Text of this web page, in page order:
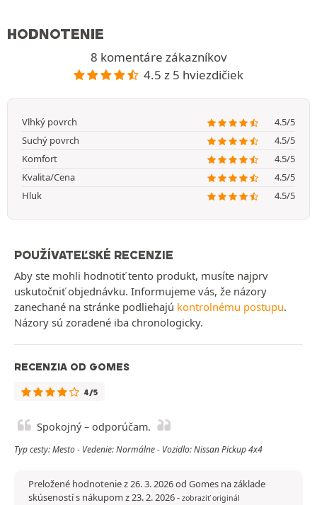
HODNOTENIE
8 komentáre zákazníkov
4.5 z 5 hviezdičiek
Vlhký povrch
4.5/5
Suchý povrch
4.5/5
Komfort
4.5/5
Kvalita/Cena
4.5/5
Hluk
4.5/5
POUŽÍVATEĽSKÉ RECENZIE
Aby ste mohli hodnotiť tento produkt, musíte najprv
uskutočniť objednávku. Informujeme vás, že názory
zanechané na stránke podliehajú kontrolnému postupu.
Názory sú zoradené iba chronologicky.
RECENZIA OD GOMES
4/5
Spokojný – odporúčam.
Typ cesty: Mesto - Vedenie: Normálne - Vozidlo: Nissan Pickup 4x4
Preložené hodnotenie z 26. 3. 2026 od Gomes na základe
skúseností s nákupom z 23. 2. 2026- zobraziť originál